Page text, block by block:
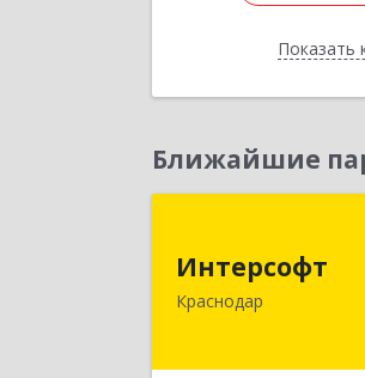
Показать
Ближайшие
Интерсофт
Краснодар
350020,
Краснодар г,